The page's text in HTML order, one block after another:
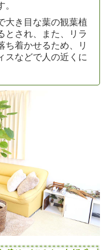
大き目な葉の観葉植
とされ、また、リラ
ち着かせるため、リ
スなどで人の近くに